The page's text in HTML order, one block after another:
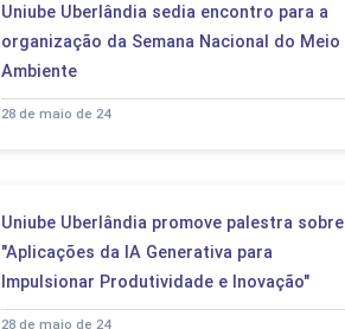
Uniube Uberlândia sedia encontro para a
organização da Semana Nacional do Meio
Ambiente
28 de maio de 24
Uniube Uberlândia promove palestra sobre
"Aplicações da IA Generativa para
Impulsionar Produtividade e Inovação"
28 de maio de 24